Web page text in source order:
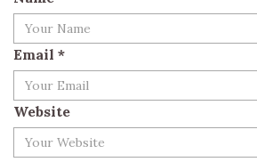
Email *
Website